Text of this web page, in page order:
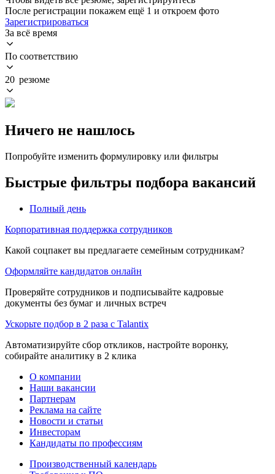
После регистрации покажем ещё 1 и откроем фото
Зарегистрироваться
За всё время
По соответствию
20 резюме
Ничего не нашлось
Попробуйте изменить формулировку или фильтры
Быстрые фильтры подбора вакансий
Полный день
Корпоративная поддержка сотрудников
Какой соцпакет вы предлагаете семейным сотрудникам?
Оформляйте кандидатов онлайн
Проверяйте сотрудников и подписывайте кадровые
документы без бумаг и личных встреч
Ускорьте подбор в 2 раза с Talantix
Автоматизируйте сбор откликов, настройте воронку,
собирайте аналитику в 2 клика
О компании
Наши вакансии
Партнерам
Реклама на сайте
Новости и статьи
Инвесторам
Кандидаты по профессиям
Производственный календарь